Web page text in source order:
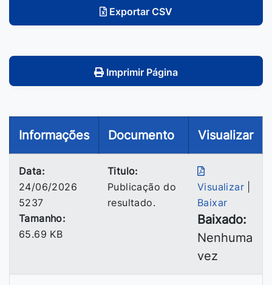
Exportar CSV
Imprimir Página
Informações Documento Visualizar
Data:
24/06/2026
5237
Tamanho:
65.69 KB
Titulo:
Publicação do
resultado.
Visualizar
Baixar
Baixado:
Nenhuma
vez